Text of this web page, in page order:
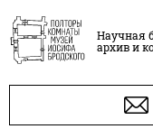
Научная
архив и